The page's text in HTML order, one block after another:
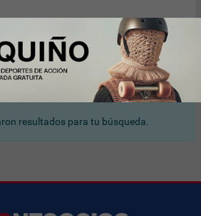
búsqueda
resultados para tu búsqueda.